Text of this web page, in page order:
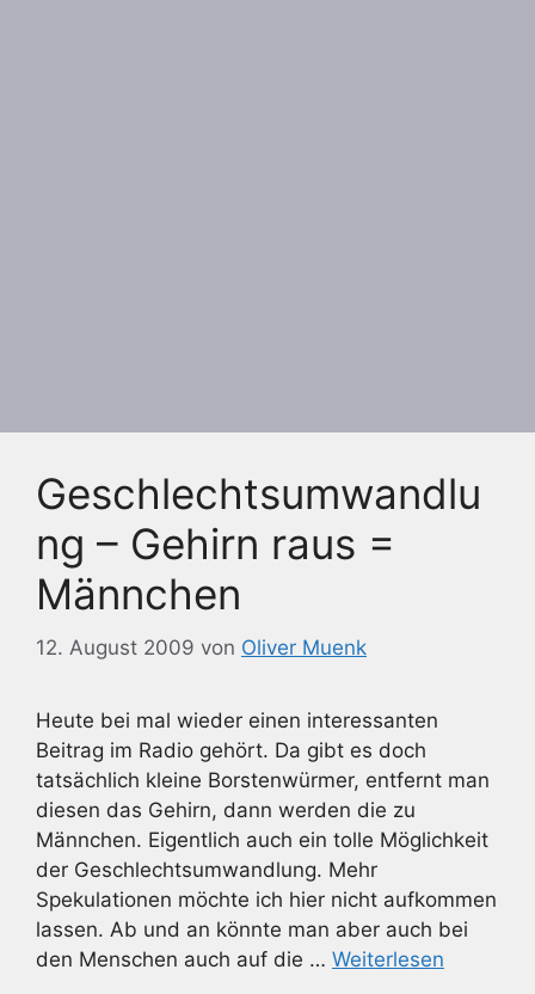
Geschlechtsumwandlu
ng – Gehirn raus =
Männchen
12. August 2009 von Oliver Muenk
Heute bei mal wieder einen interessanten
Beitrag im Radio gehört. Da gibt es doch
tatsächlich kleine Borstenwürmer, entfernt man
diesen das Gehirn, dann werden die zu
Männchen. Eigentlich auch ein tolle Möglichkeit
der Geschlechtsumwandlung. Mehr
Spekulationen möchte ich hier nicht aufkommen
lassen. Ab und an könnte man aber auch bei
den Menschen auch auf die … Weiterlesen